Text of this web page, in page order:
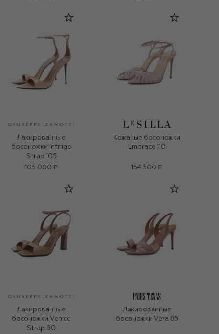
Лакированные
босоножки Intriigo
Strap 105
105 000 ₽
Кожаные босоножки
Embrace 110
154 500 ₽
Лакированные
босоножки Venice
Strap 90
Лакированные
босоножки Vera 85